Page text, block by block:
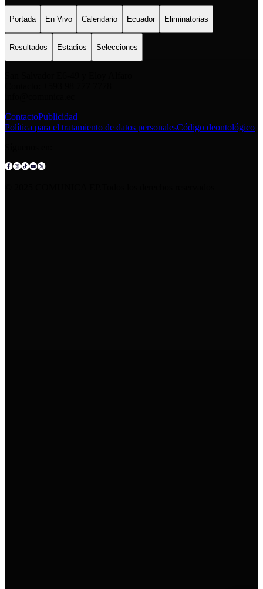
Portada En Vivo Calendario Ecuador Eliminatorias
Resultados Estadios Selecciones
ContactoPublicidad
Política para el tratamiento de datos personalesCódigo deontológico